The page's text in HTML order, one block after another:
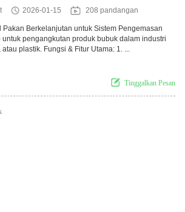
2026-01-15 208 pandangan
Pakan Berkelanjutan untuk Sistem Pengemasan
untuk pengangkutan produk bubuk dalam industri
plastik. Fungsi & Fitur Utama: 1. ...
Tinggalkan Pesan